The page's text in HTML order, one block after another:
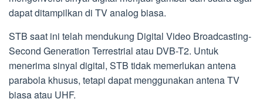
dapat ditampilkan di TV analog biasa.
STB saat ini telah mendukung Digital Video Broadcasting-
Second Generation Terrestrial atau DVB-T2. Untuk
menerima sinyal digital, STB tidak memerlukan antena
parabola khusus, tetapi dapat menggunakan antena TV
biasa atau UHF.